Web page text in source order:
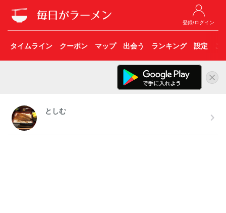
登録/ログイン
タイムライン クーポン マップ 出会う ランキング 設定 こ
としむ